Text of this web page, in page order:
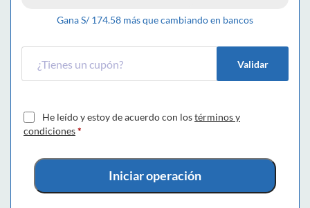
Gana S/174.58 más que cambiando en bancos
Validar
He leído y estoy de acuerdo con lostérminos y
condiciones*
Iniciar operación